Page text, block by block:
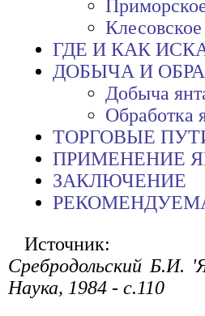
ГДЕ И КАК
ДОБЫЧА И
Добыча
Обработка
ТОРГОВЫЕ
ПРИМЕНЕНИЕ
ЗАКЛЮЧЕНИЕ
Источник:
Сребродольский Б.И.
Наука, 1984 - с.110